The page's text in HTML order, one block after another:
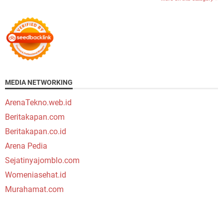
MEDIA NETWORKING
ArenaTekno.web.id
Beritakapan.com
Beritakapan.co.id
Arena Pedia
Sejatinyajomblo.com
Womeniasehat.id
Murahamat.com